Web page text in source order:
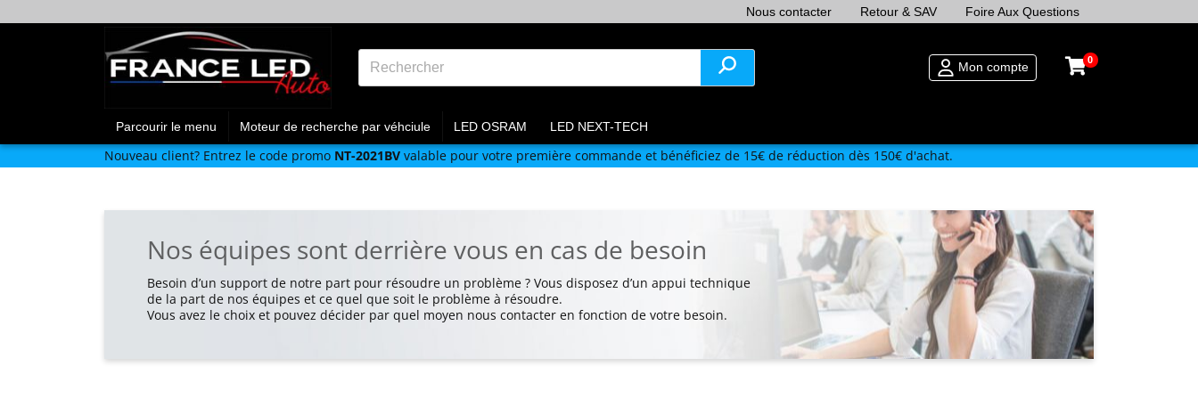
Nous contacter Retour & SAV Foire Aux Questions
Mon compte 0
Parcourir le menu Moteur de recherche par véhciule LED OSRAM LED NEXT-TECH
Nouveau client? Entrez le code promo NT-2021BV valable pour votre première commande et bénéficiez de 15€ de réduction dès 150€ d'achat.
Nos équipes sont derrière vous en cas de besoin
Besoin d’un support de notre part pour résoudre un problème ? Vous disposez d’un appui technique
de la part de nos équipes et ce quel que soit le problème à résoudre.
Vous avez le choix et pouvez décider par quel moyen nous contacter en fonction de votre besoin.